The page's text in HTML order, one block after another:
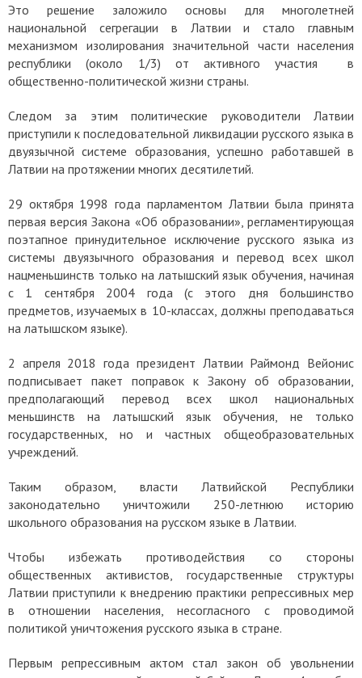
Это решение заложило основы для многолетней
национальной сегрегации в Латвии и стало главным
механизмом изолирования значительной части населения
республики (около 1/3) от активного участия в
общественно-политической жизни страны.
Следом за этим политические руководители Латвии
приступили к последовательной ликвидации русского языка в
двуязычной системе образования, успешно работавшей в
Латвии на протяжении многих десятилетий.
29 октября 1998 года парламентом Латвии была принята
первая версия Закона «Об образовании», регламентирующая
поэтапное принудительное исключение русского языка из
системы двуязычного образования и перевод всех школ
нацменьшинств только на латышский язык обучения, начиная
с 1 сентября 2004 года (с этого дня большинство
предметов, изучаемых в 10-классах, должны преподаваться
на латышском языке).
2 апреля 2018 года президент Латвии Раймонд Вейонис
подписывает пакет поправок к Закону об образовании,
предполагающий перевод всех школ национальных
меньшинств на латышский язык обучения, не только
государственных, но и частных общеобразовательных
учреждений.
Таким образом, власти Латвийской Республики
законодательно уничтожили 250-летнюю историю
школьного образования на русском языке в Латвии.
Чтобы избежать противодействия со стороны
общественных активистов, государственные структуры
Латвии приступили к внедрению практики репрессивных мер
в отношении населения, несогласного с проводимой
политикой уничтожения русского языка в стране.
Первым репрессивным актом стал закон об увольнении